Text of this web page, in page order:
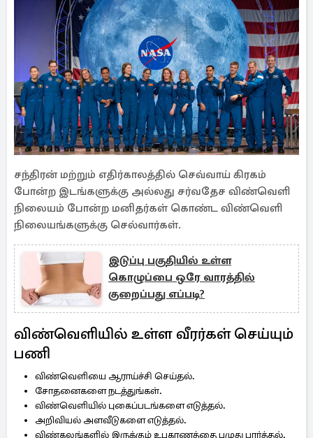
சந்திரன் மற்றும் எதிர்காலத்தில் செவ்வாய் கிரகம்
போன்ற இடங்களுக்கு அல்லது சர்வதேச விண்வெளி
நிலையம் போன்ற மனிதர்கள் கொண்ட விண்வெளி
நிலையங்களுக்கு செல்வார்கள்.
இடுப்பு பகுதியில் உள்ள
கொழுப்பை ஒரே வாரத்தில்
குறைப்பது எப்படி?
விண்வெளியில் உள்ள வீரர்கள் செய்யும்
பணி
விண்வெளியை ஆராய்ச்சி செய்தல்.
சோதனைகளை நடத்துங்கள்.
விண்வெளியில் புகைப்படங்களை எடுத்தல்.
அறிவியல் அளவீடுகளை எடுத்தல்.
விண்கலங்களில் இருக்கும் உபகரணத்தை பழுது பார்த்தல்.